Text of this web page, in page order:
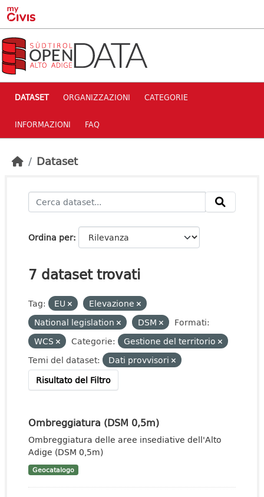
Skip to main content
DATASET ORGANIZZAZIONI CATEGORIE
INFORMAZIONI FAQ
Dataset
Ordina per
7 dataset trovati
Tag: EU
Elevazione
National legislation
DSM
Formati:
WCS
Categorie:
Gestione del territorio
Temi del dataset:
Dati provvisori
Risultato del Filtro
Ombreggiatura (DSM 0,5m)
Ombreggiatura delle aree insediative dell'Alto
Adige (DSM 0,5m)
Geocatalogo